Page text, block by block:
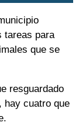
tareas para
que se
resguardado
hay cuatro que